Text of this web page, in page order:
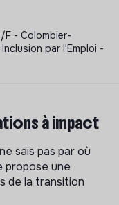
F - Colombier-
par l'Emploi -
à impact
sais pas par où
propose une
de la transition